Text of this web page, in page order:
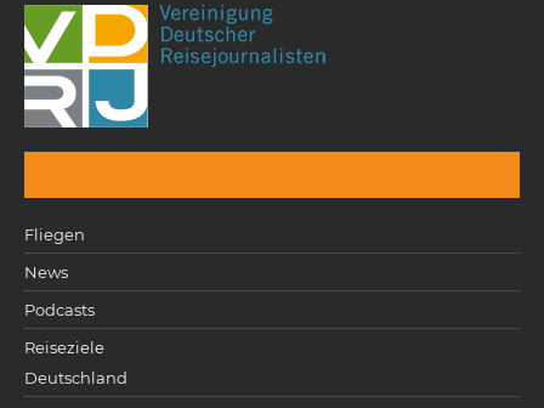
Fliegen
News
Podcasts
Reiseziele
Deutschland